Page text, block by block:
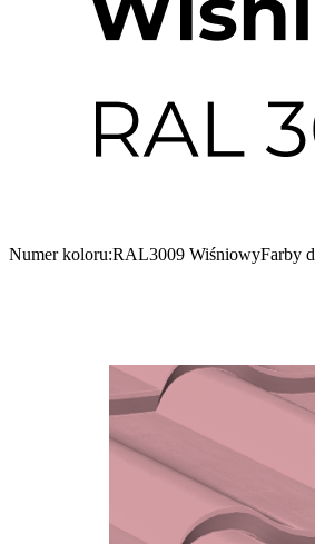
Numer koloru:RAL3009 WiśniowyFarby